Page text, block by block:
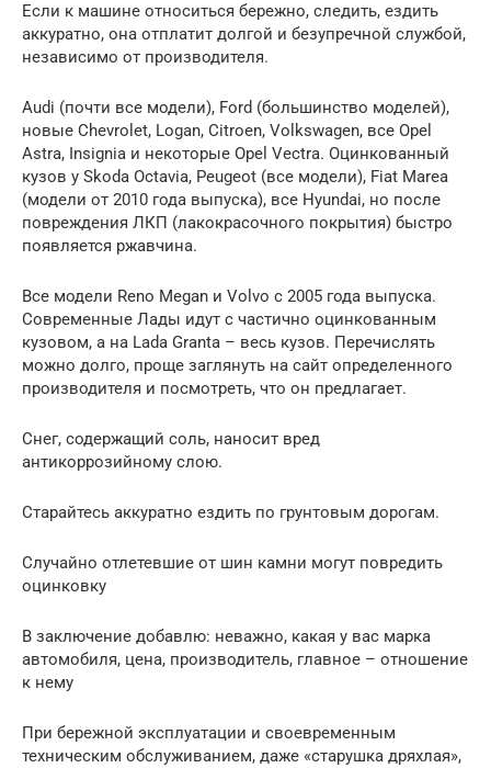
Если к машине относиться бережно, следить, ездить
аккуратно, она отплатит долгой и безупречной службой,
независимо от производителя.
Audi (почти все модели), Ford (большинство моделей),
новые Chevrolet, Logan, Citroen, Volkswagen, все Opel
Astra, Insignia и некоторые Opel Vectra. Оцинкованный
кузов у Skoda Octavia, Peugeot (все модели), Fiat Marea
(модели от 2010 года выпуска), все Hyundai, но после
повреждения ЛКП (лакокрасочного покрытия) быстро
появляется ржавчина.
Все модели Reno Megan и Volvo с 2005 года выпуска.
Современные Лады идут с частично оцинкованным
кузовом, а на Lada Granta – весь кузов. Перечислять
можно долго, проще заглянуть на сайт определенного
производителя и посмотреть, что он предлагает.
Снег, содержащий соль, наносит вред
антикоррозийному слою.
Старайтесь аккуратно ездить по грунтовым дорогам.
Случайно отлетевшие от шин камни могут повредить
оцинковку
В заключение добавлю: неважно, какая у вас марка
автомобиля, цена, производитель, главное – отношение
к нему
При бережной эксплуатации и своевременным
техническим обслуживанием, даже «старушка дряхлая»,